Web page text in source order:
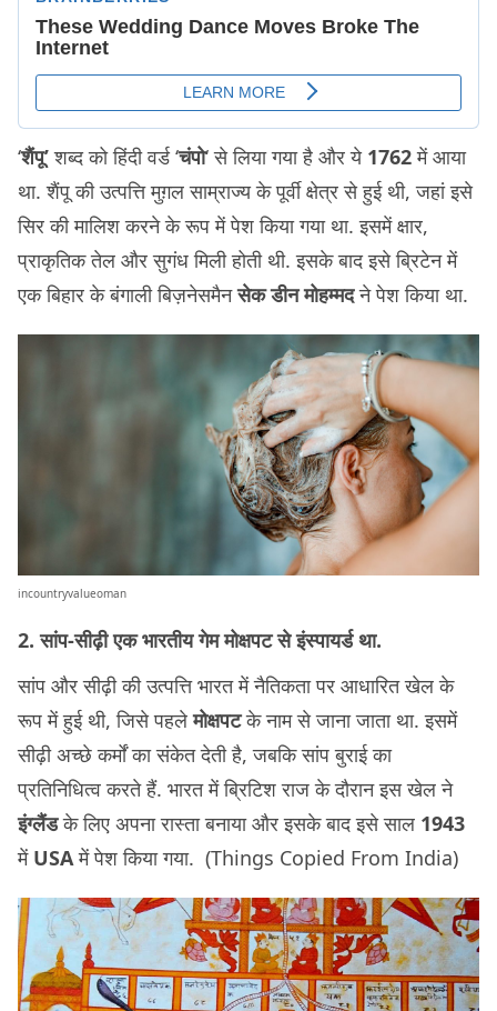
‘शैंपू’शब्द को हिंदी वर्ड ‘चंपो‘ से लिया गया है और ये 1762में आया
था. शैंपू की उत्पत्ति मुग़ल साम्राज्य के पूर्वी क्षेत्र से हुई थी, जहां इसे
सिर की मालिश करने के रूप में पेश किया गया था. इसमें क्षार,
प्राकृतिक तेल और सुगंध मिली होती थी. इसके बाद इसे ब्रिटेन में
एक बिहार के बंगाली बिज़नेसमैनसेक डीन मोहम्मदने पेश किया था.
incountryvalueoman
2. सांप-सीढ़ी एक भारतीय गेम मोक्षपट से इंस्पायर्ड था.
सांप और सीढ़ी की उत्पत्ति भारत में नैतिकता पर आधारित खेल के
रूप में हुई थी, जिसे पहलेमोक्षपटके नाम से जाना जाता था. इसमें
सीढ़ी अच्छे कर्मों का संकेत देती है, जबकि सांप बुराई का
प्रतिनिधित्व करते हैं. भारत में ब्रिटिश राज के दौरान इस खेल ने
इंग्लैंडके लिए अपना रास्ता बनाया और इसके बाद इसे साल 1943
मेंUSAमें पेश किया गया. (Things Copied From India)